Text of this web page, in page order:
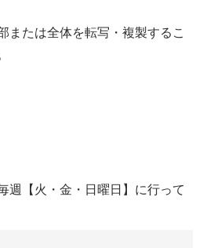
または全体を転写・複製するこ
週【火・金・日曜日】に行って